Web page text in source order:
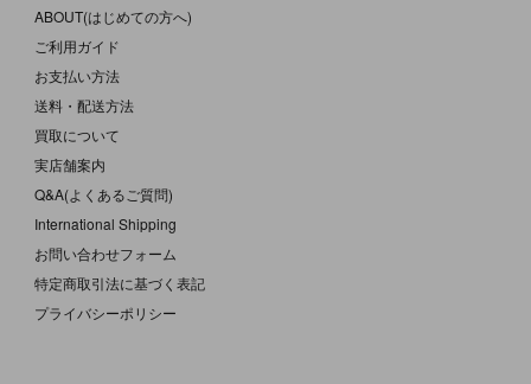
ABOUT(はじめての方へ)
ご利用ガイド
お支払い方法
送料・配送方法
買取について
実店舗案内
Q&A(よくあるご質問)
International Shipping
お問い合わせフォーム
特定商取引法に基づく表記
プライバシーポリシー